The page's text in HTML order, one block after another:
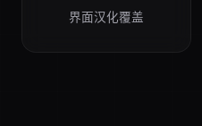
界面汉化覆盖